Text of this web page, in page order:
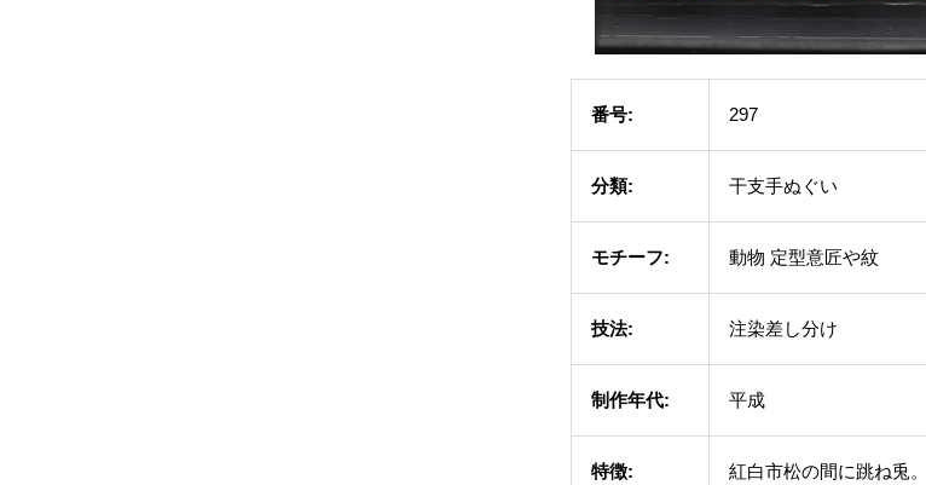
番号: 297
分類: 干支手ぬぐい
モチーフ: 動物 定型意匠や紋
技法: 注染差し分け
制作年代: 平成
特徴: 紅白市松の間に跳ね兎。